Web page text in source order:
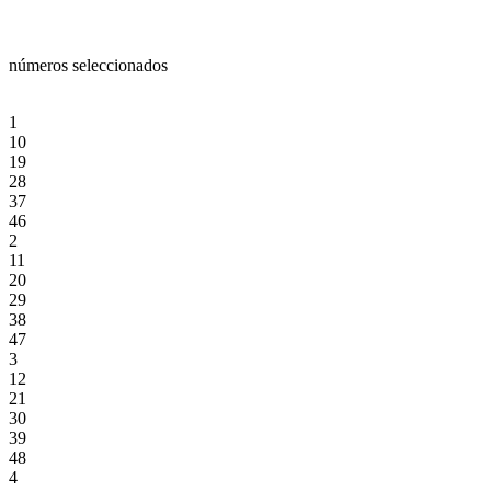
números seleccionados
1
10
19
28
37
46
2
11
20
29
38
47
3
12
21
30
39
48
4